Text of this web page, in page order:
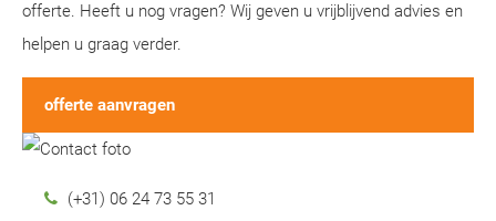
offerte. Heeft u nog vragen? Wij geven u vrijblijvend advies en
helpen u graag verder.
offerte aanvragen
(+31) 06 24 73 55 31